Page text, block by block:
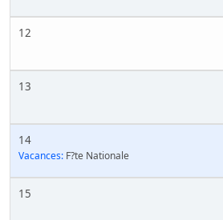
12
13
14
Vacances: F?te Nationale
15